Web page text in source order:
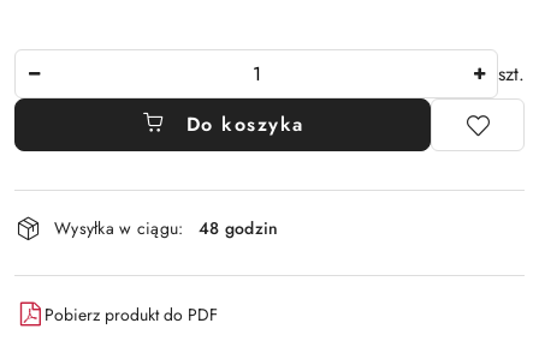
szt.
Do koszyka
Dostępność
i
dostawa
Wysyłka w ciągu: 48 godzin
Pobierz produkt do PDF